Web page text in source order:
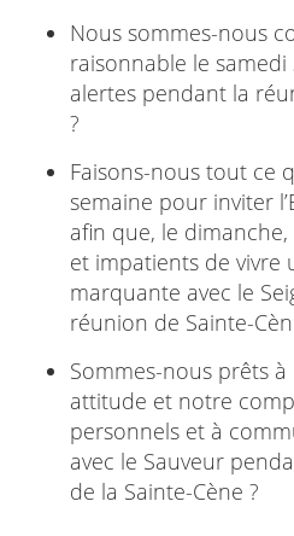
Nous sommes-nous
raisonnable le
alertes pendant la
?
Faisons-nous tout ce
semaine pour inviter
afin que, le
et impatients de vivre
marquante avec le
réunion de Sainte-
Sommes-nous prêts
attitude et notre
personnels et à
avec le Sauveur
de la Sainte-Cène ?